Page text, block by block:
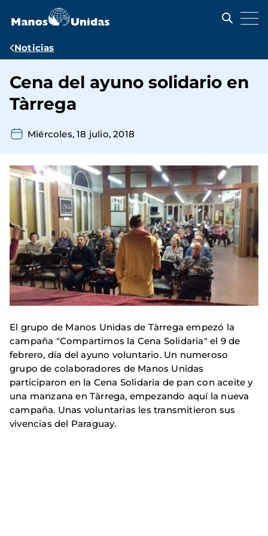
contenido
Ruta
navegación
Noticias
Cena del ayuno solidario en
Tàrrega
Miércoles, 18 julio, 2018
El grupo de Manos Unidas de Tàrrega empezó la
campaña "Compartimos la Cena Solidaria" el 9 de
febrero, día del ayuno voluntario. Un numeroso
grupo de colaboradores de Manos Unidas
participaron en la Cena Solidaria de pan con aceite y
una manzana en Tàrrega, empezando aquí la nueva
campaña. Unas voluntarias les transmitieron sus
vivencias del Paraguay.